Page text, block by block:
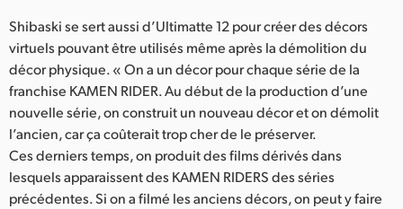
Shibaski se sert aussi d’Ultimatte 12 pour créer des décors
virtuels pouvant être utilisés même après la démolition du
décor physique. « On a un décor pour chaque série de la
franchise KAMEN RIDER. Au début de la production d’une
nouvelle série, on construit un nouveau décor et on démolit
l’ancien, car ça coûterait trop cher de le préserver.
Ces derniers temps, on produit des films dérivés dans
lesquels apparaissent des KAMEN RIDERS des séries
précédentes. Si on a filmé les anciens décors, on peut y faire